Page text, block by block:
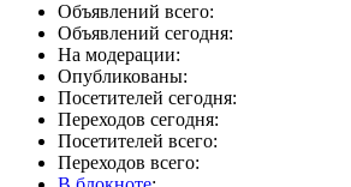
Объявлений всего:
Объявлений сегодня:
На модерации:
Опубликованы:
Посетителей сегодня:
Переходов сегодня:
Посетителей всего:
Переходов всего: